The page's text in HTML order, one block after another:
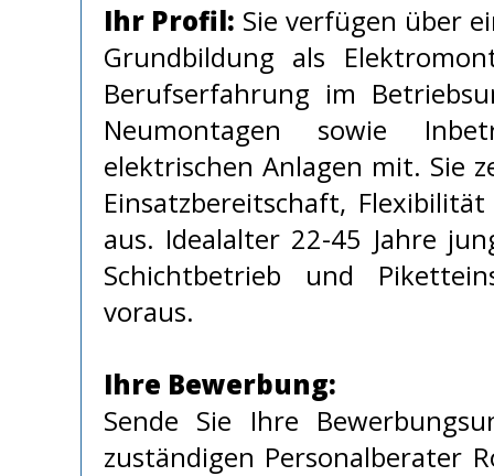
Ihr Profil: Sie verfügen über
Grundbildung als
Berufserfahrung im
Neumontagen sowie
elektrischen Anlagen mit. Sie
Einsatzbereitschaft,
aus. Idealalter 22-45 Jahre
Schichtbetrieb und
voraus.
Ihre Bewerbung:
Sende Sie Ihre
zuständigen Personalberater